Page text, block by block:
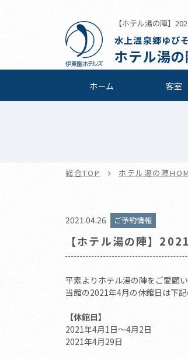
【ホテル湯の陣】
水上温泉郷ゆび
ホテル湯
ホーム 客室
総合TOP ホテル湯の陣
2021.04.26 ご予約情報
【ホテル湯の陣】
平素よりホテル湯の陣をご愛顧
当館の2021年4月の休館日は下記
【休館日】
2021年4月1日～4月2日
2021年4月29日